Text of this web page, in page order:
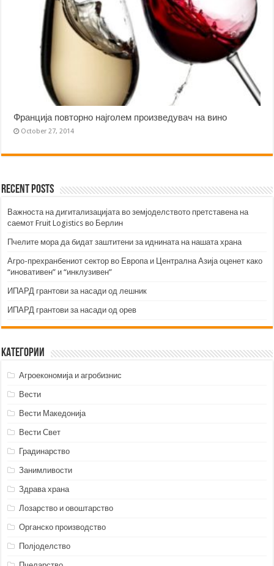
Франција повторно најголем произведувач на вино
October 27, 2014
Recent Posts
Важноста на дигитализацијата во земјоделството претставена на
саемот Fruit Logistics во Берлин
Пчелите мора да бидат заштитени за иднината на нашата храна
Агро-прехранбениот сектор во Европа и Централна Азија оценет како
“иновативен” и “инклузивен”
ИПАРД грантови за насади од лешник
ИПАРД грантови за насади од орев
Категории
Агроекономија и агробизнис
Вести
Вести Македонија
Вести Свет
Градинарство
Занимливости
Здрава храна
Лозарство и овоштарство
Органско производство
Полјоделство